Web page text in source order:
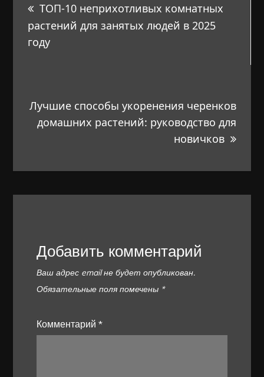
по
записям
ТОП-10 неприхотливых комнатных
растений для занятых людей в 2025
году
Лучшие способы укоренения черенков
домашних растений: руководство для
новичков
Добавить комментарий
Ваш адрес email не будет опубликован.
Обязательные поля помечены *
Комментарий*